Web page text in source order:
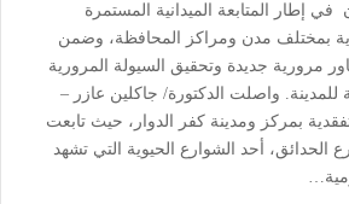
إطار المتابعة الميدانية المستمرة
بمختلف مدن ومراكز المحافظة، وضمن
مرورية جديدة وتحقيق السيولة المرورية
واصلت الدكتورة/ جاكلين عازر –
بمركز ومدينة كفر الدوار، حيث تابعت
الحدائق، أحد الشوارع الحيوية التي تشهد